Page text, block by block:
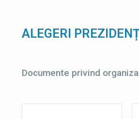
ALEGERI
Documente privind